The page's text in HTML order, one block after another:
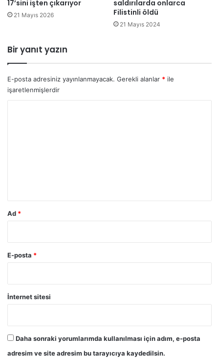
z
ü
t
c
i
l
l
a
r
n
ı
4
t
ı
ç
k
17’sini işten çıkarıyor
21 Mayıs 2026
saldırılarda onlarca
Filistinli öldü
21 Mayıs 2024
Bir yanıt yazın
E-posta adresiniz yayınlanmayacak. Gerekli alanlar * ile
işaretlenmişlerdir
Ad *
E-posta *
İnternet sitesi
Daha sonraki yorumlarımda kullanılması için adım, e-posta
adresim ve site adresim bu tarayıcıya kaydedilsin.